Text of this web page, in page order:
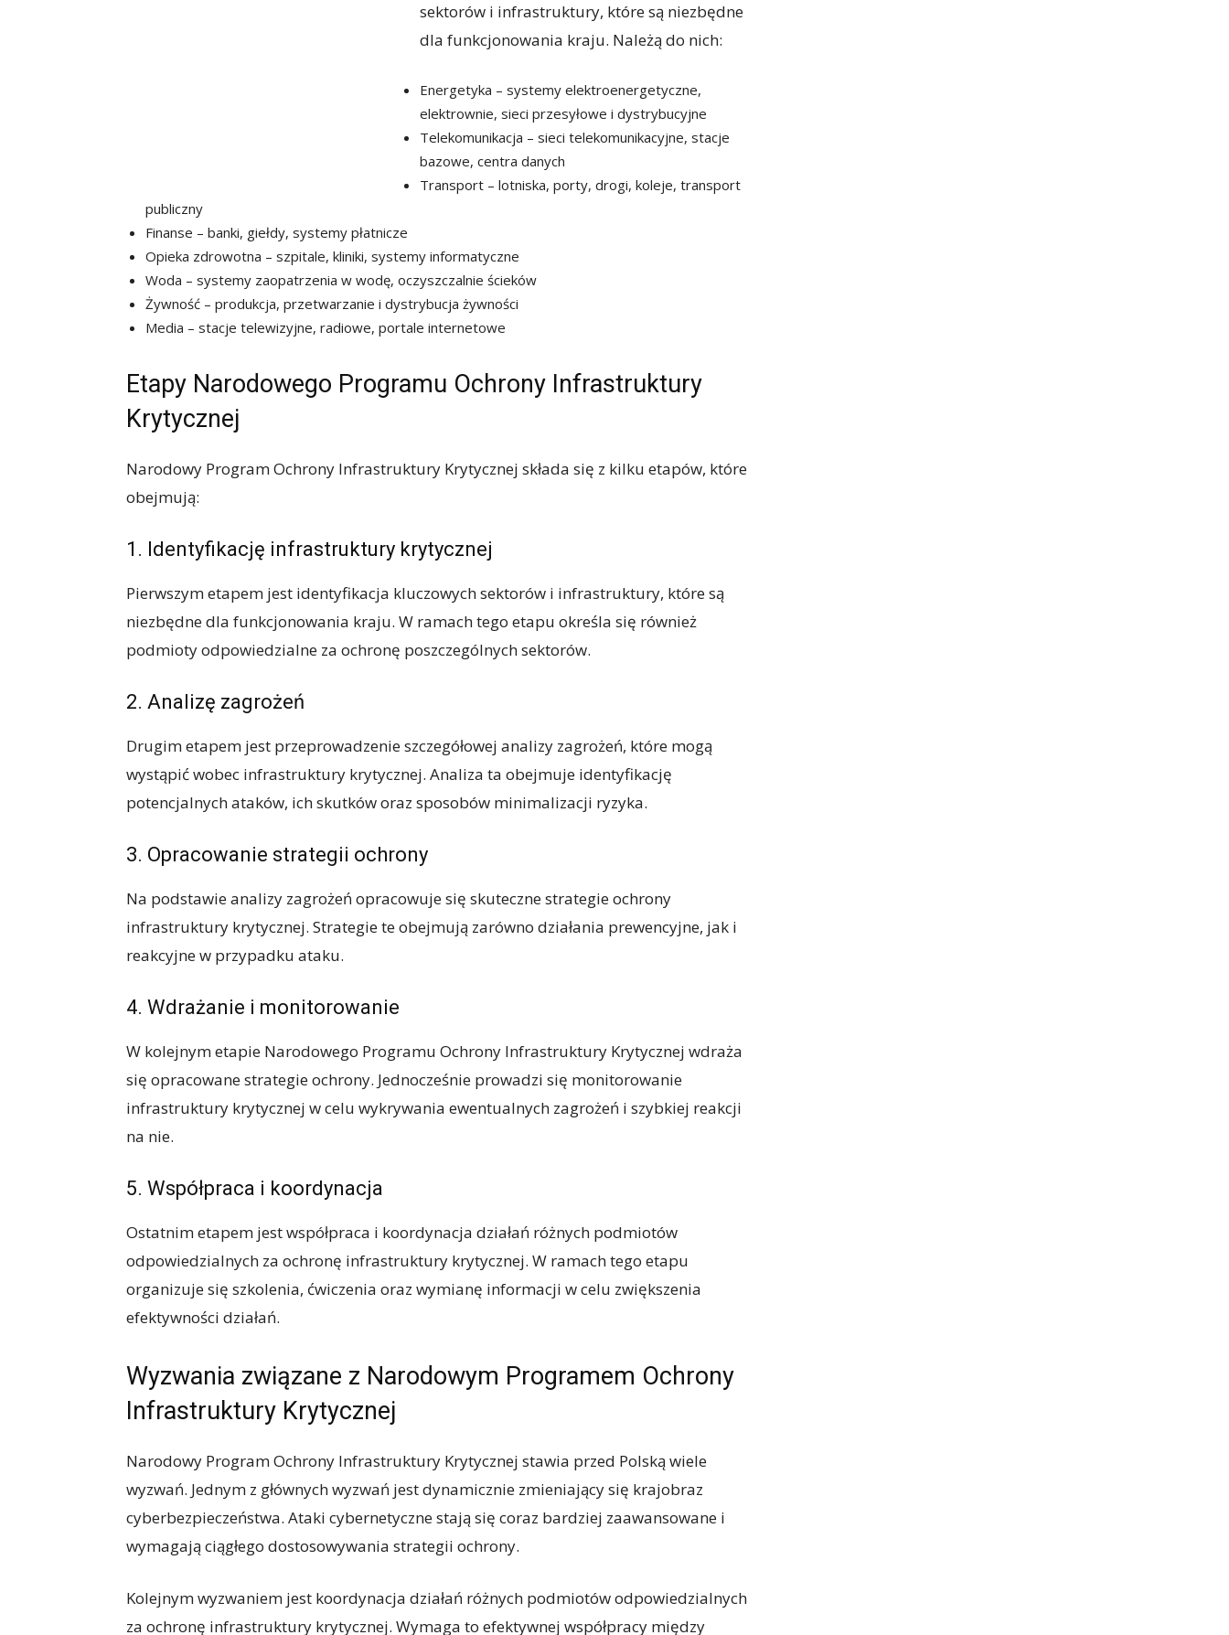
sektorów i infrastruktury, które są niezbędne
dla funkcjonowania kraju. Należą do nich:
Energetyka – systemy elektroenergetyczne,
elektrownie, sieci przesyłowe i dystrybucyjne
Telekomunikacja – sieci telekomunikacyjne, stacje
bazowe, centra danych
Transport – lotniska, porty, drogi, koleje, transport
publiczny
Finanse – banki, giełdy, systemy płatnicze
Opieka zdrowotna – szpitale, kliniki, systemy informatyczne
Woda – systemy zaopatrzenia w wodę, oczyszczalnie ścieków
Żywność – produkcja, przetwarzanie i dystrybucja żywności
Media – stacje telewizyjne, radiowe, portale internetowe
Etapy Narodowego Programu Ochrony Infrastruktury
Krytycznej
Narodowy Program Ochrony Infrastruktury Krytycznej składa się z kilku etapów, które
obejmują:
1. Identyfikację infrastruktury krytycznej
Pierwszym etapem jest identyfikacja kluczowych sektorów i infrastruktury, które są
niezbędne dla funkcjonowania kraju. W ramach tego etapu określa się również
podmioty odpowiedzialne za ochronę poszczególnych sektorów.
2. Analizę zagrożeń
Drugim etapem jest przeprowadzenie szczegółowej analizy zagrożeń, które mogą
wystąpić wobec infrastruktury krytycznej. Analiza ta obejmuje identyfikację
potencjalnych ataków, ich skutków oraz sposobów minimalizacji ryzyka.
3. Opracowanie strategii ochrony
Na podstawie analizy zagrożeń opracowuje się skuteczne strategie ochrony
infrastruktury krytycznej. Strategie te obejmują zarówno działania prewencyjne, jak i
reakcyjne w przypadku ataku.
4. Wdrażanie i monitorowanie
W kolejnym etapie Narodowego Programu Ochrony Infrastruktury Krytycznej wdraża
się opracowane strategie ochrony. Jednocześnie prowadzi się monitorowanie
infrastruktury krytycznej w celu wykrywania ewentualnych zagrożeń i szybkiej reakcji
na nie.
5. Współpraca i koordynacja
Ostatnim etapem jest współpraca i koordynacja działań różnych podmiotów
odpowiedzialnych za ochronę infrastruktury krytycznej. W ramach tego etapu
organizuje się szkolenia, ćwiczenia oraz wymianę informacji w celu zwiększenia
efektywności działań.
Wyzwania związane z Narodowym Programem Ochrony
Infrastruktury Krytycznej
Narodowy Program Ochrony Infrastruktury Krytycznej stawia przed Polską wiele
wyzwań. Jednym z głównych wyzwań jest dynamicznie zmieniający się krajobraz
cyberbezpieczeństwa. Ataki cybernetyczne stają się coraz bardziej zaawansowane i
wymagają ciągłego dostosowywania strategii ochrony.
Kolejnym wyzwaniem jest koordynacja działań różnych podmiotów odpowiedzialnych
za ochronę infrastruktury krytycznej. Wymaga to efektywnej współpracy między